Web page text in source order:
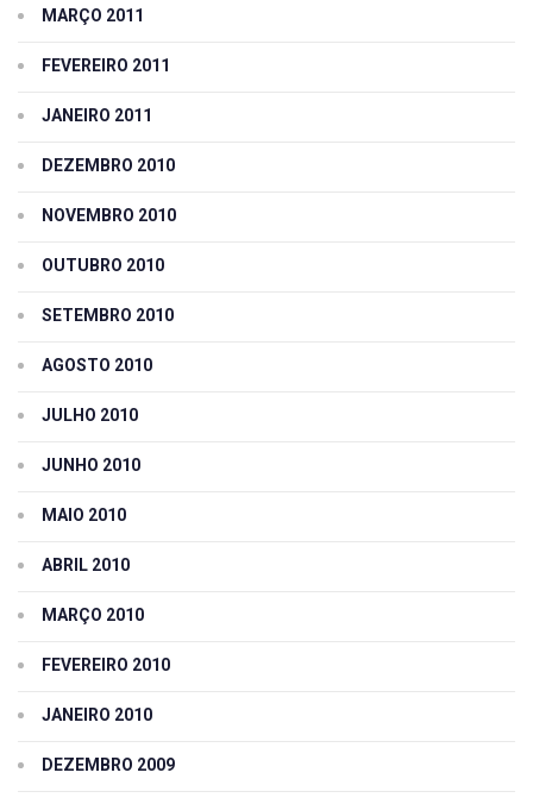
MARÇO 2011
FEVEREIRO 2011
JANEIRO 2011
DEZEMBRO 2010
NOVEMBRO 2010
OUTUBRO 2010
SETEMBRO 2010
AGOSTO 2010
JULHO 2010
JUNHO 2010
MAIO 2010
ABRIL 2010
MARÇO 2010
FEVEREIRO 2010
JANEIRO 2010
DEZEMBRO 2009